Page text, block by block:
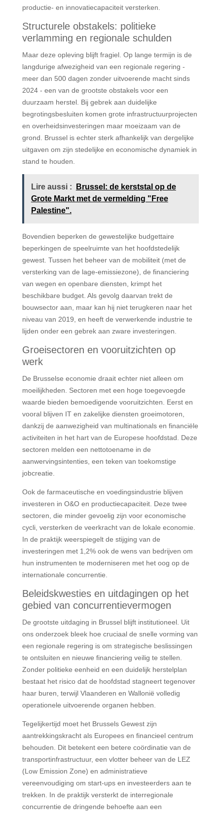
productie- en innovatiecapaciteit versterken.
Structurele obstakels: politieke
verlamming en regionale schulden
Maar deze opleving blijft fragiel. Op lange termijn is de
langdurige afwezigheid van een regionale regering -
meer dan 500 dagen zonder uitvoerende macht sinds
2024 - een van de grootste obstakels voor een
duurzaam herstel. Bij gebrek aan duidelijke
begrotingsbesluiten komen grote infrastructuurprojecten
en overheidsinvesteringen maar moeizaam van de
grond. Brussel is echter sterk afhankelijk van dergelijke
uitgaven om zijn stedelijke en economische dynamiek in
stand te houden.
Lire aussi :
Brussel: de kerststal op de
Grote Markt met de vermelding "Free
Palestine".
Bovendien beperken de gewestelijke budgettaire
beperkingen de speelruimte van het hoofdstedelijk
gewest. Tussen het beheer van de mobiliteit (met de
versterking van de lage-emissiezone), de financiering
van wegen en openbare diensten, krimpt het
beschikbare budget. Als gevolg daarvan trekt de
bouwsector aan, maar kan hij niet terugkeren naar het
niveau van 2019, en heeft de verwerkende industrie te
lijden onder een gebrek aan zware investeringen.
Groeisectoren en vooruitzichten op
werk
De Brusselse economie draait echter niet alleen om
moeilijkheden. Sectoren met een hoge toegevoegde
waarde bieden bemoedigende vooruitzichten. Eerst en
vooral blijven IT en zakelijke diensten groeimotoren,
dankzij de aanwezigheid van multinationals en financiële
activiteiten in het hart van de Europese hoofdstad. Deze
sectoren melden een nettotoename in de
aanwervingsintenties, een teken van toekomstige
jobcreatie.
Ook de farmaceutische en voedingsindustrie blijven
investeren in O&O en productiecapaciteit. Deze twee
sectoren, die minder gevoelig zijn voor economische
cycli, versterken de veerkracht van de lokale economie.
In de praktijk weerspiegelt de stijging van de
investeringen met 1,2% ook de wens van bedrijven om
hun instrumenten te moderniseren met het oog op de
internationale concurrentie.
Beleidskwesties en uitdagingen op het
gebied van concurrentievermogen
De grootste uitdaging in Brussel blijft institutioneel. Uit
ons onderzoek bleek hoe cruciaal de snelle vorming van
een regionale regering is om strategische beslissingen
te ontsluiten en nieuwe financiering veilig te stellen.
Zonder politieke eenheid en een duidelijk herstelplan
bestaat het risico dat de hoofdstad stagneert tegenover
haar buren, terwijl Vlaanderen en Wallonië volledig
operationele uitvoerende organen hebben.
Tegelijkertijd moet het Brussels Gewest zijn
aantrekkingskracht als Europees en financieel centrum
behouden. Dit betekent een betere coördinatie van de
transportinfrastructuur, een vlotter beheer van de LEZ
(Low Emission Zone) en administratieve
vereenvoudiging om start-ups en investeerders aan te
trekken. In de praktijk versterkt de interregionale
concurrentie de dringende behoefte aan een